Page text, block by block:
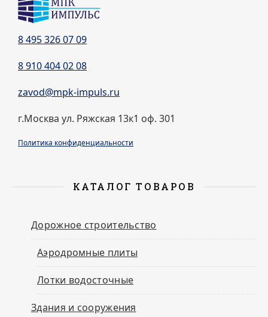
8 495 326 07 09
8 910 404 02 08
zavod@mpk-impuls.ru
г.Москва ул. Ряжская 13к1 оф. 301
Политика конфиденциальности
КАТАЛОГ ТОВАРОВ
Дорожное строительство
Аэродромные плиты
Лотки водосточные
Здания и сооружения